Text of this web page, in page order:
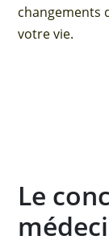
changements
votre vie.
Le